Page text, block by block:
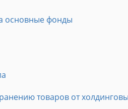
основные фонды
товаров от